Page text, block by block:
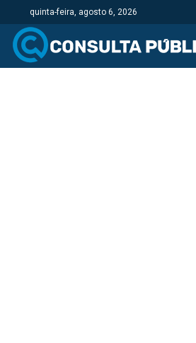
quinta-feira, agosto 6, 2026